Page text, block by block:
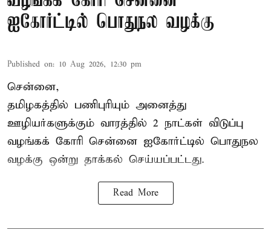
ஐகோர்ட்டில் பொதுநல வழக்கு
Published on: 10 Aug 2026, 12:30 pm
சென்னை,
தமிழகத்தில் பணிபுரியும் அனைத்து
ஊழியர்களுக்கும் வாரத்தில் 2 நாட்கள் விடுப்பு
வழங்கக் கோரி சென்னை ஐகோர்ட்டில் பொதுநல
வழக்கு ஒன்று தாக்கல் செய்யப்பட்டது.
Read More